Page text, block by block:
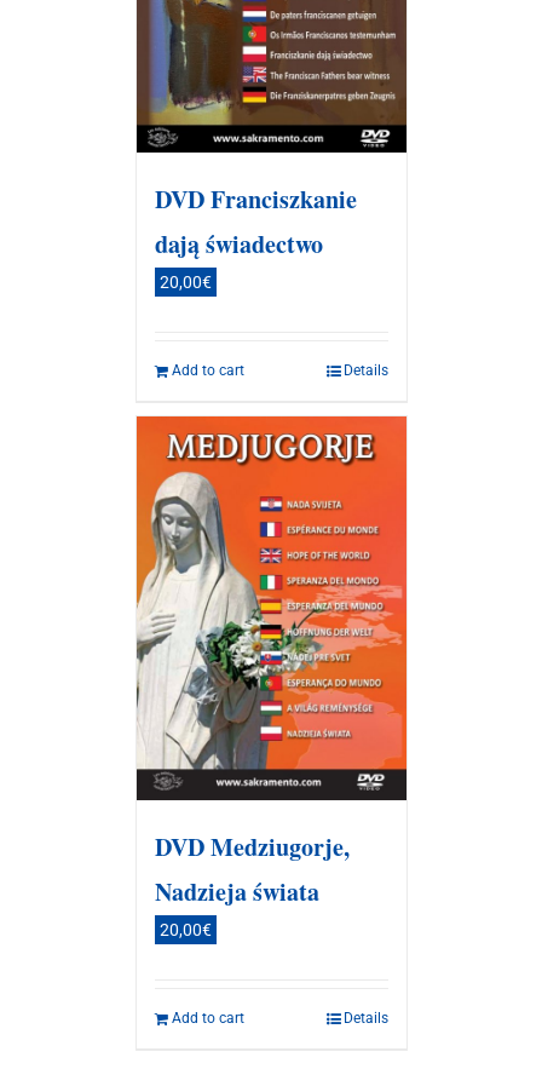
DVD Franciszkanie
dają świadectwo
20,00€
Add to cart Details
DVD Medziugorje,
Nadzieja świata
20,00€
Add to cart Details